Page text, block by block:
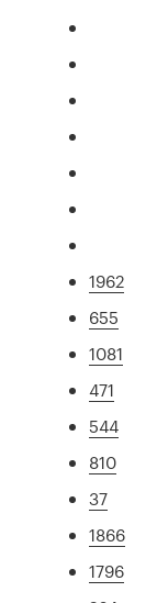
1962
655
1081
471
544
810
37
1866
1796